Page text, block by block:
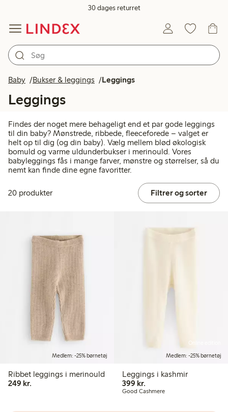
30 dages returret
Baby Bukser & leggings Leggings
Leggings
Findes der noget mere behageligt end et par gode leggings
til din baby? Mønstrede, ribbede, fleeceforede – valget er
helt op til dig (og din baby). Vælg mellem blød økologisk
bomuld og varme uldunderbukser i merinould. Vores
babyleggings fås i mange farver, mønstre og størrelser, så du
nemt kan finde dine egne favoritter.
20 produkter Filtrer og sorter
Medlem: -25% børnetøj
Ribbet leggings i merinould
249 kr.
Medlem: -25% børnetøj
Leggings i kashmir
399 kr.399,00 kr.
Good Cashmere